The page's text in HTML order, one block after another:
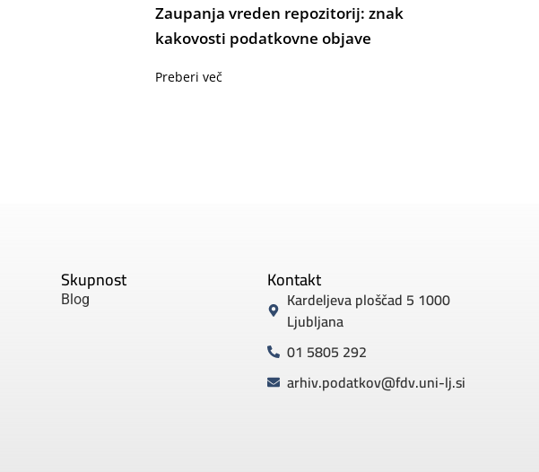
Zaupanja vreden repozitorij: znak
kakovosti podatkovne objave
Preberi več
Skupnost
Blog
Kontakt
Kardeljeva ploščad 5 1000
Ljubljana
01 5805 292
arhiv.podatkov@fdv.uni-lj.si